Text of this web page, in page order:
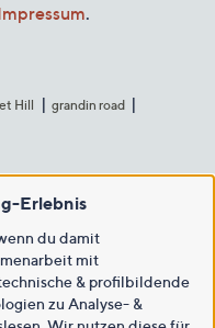
.
Hill
grandin road
Erlebnis
du damit
mit
& profilbildende
zu Analyse- &